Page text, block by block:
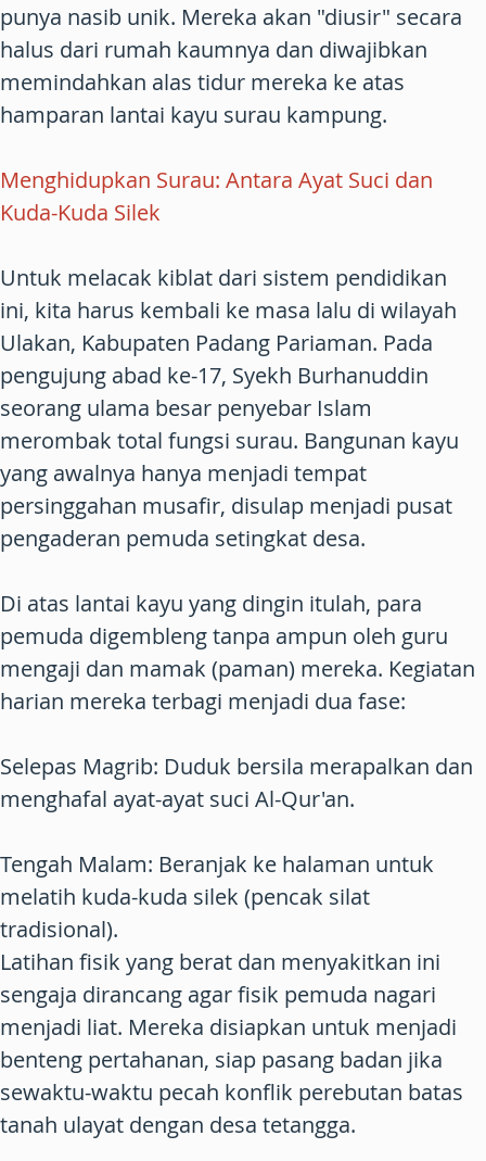
punya nasib unik. Mereka akan "diusir" secara
halus dari rumah kaumnya dan diwajibkan
memindahkan alas tidur mereka ke atas
hamparan lantai kayu surau kampung.
Menghidupkan Surau: Antara Ayat Suci dan
Kuda-Kuda Silek
Untuk melacak kiblat dari sistem pendidikan
ini, kita harus kembali ke masa lalu di wilayah
Ulakan, Kabupaten Padang Pariaman. Pada
pengujung abad ke-17, Syekh Burhanuddin
seorang ulama besar penyebar Islam
merombak total fungsi surau. Bangunan kayu
yang awalnya hanya menjadi tempat
persinggahan musafir, disulap menjadi pusat
pengaderan pemuda setingkat desa.
Di atas lantai kayu yang dingin itulah, para
pemuda digembleng tanpa ampun oleh guru
mengaji dan mamak (paman) mereka. Kegiatan
harian mereka terbagi menjadi dua fase:
Selepas Magrib: Duduk bersila merapalkan dan
menghafal ayat-ayat suci Al-Qur'an.
Tengah Malam: Beranjak ke halaman untuk
melatih kuda-kuda silek (pencak silat
tradisional).
Latihan fisik yang berat dan menyakitkan ini
sengaja dirancang agar fisik pemuda nagari
menjadi liat. Mereka disiapkan untuk menjadi
benteng pertahanan, siap pasang badan jika
sewaktu-waktu pecah konflik perebutan batas
tanah ulayat dengan desa tetangga.